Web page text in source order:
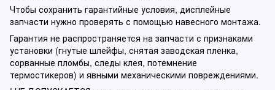
Чтобы сохранить гарантийные условия, дисплейные
запчасти нужно проверять с помощью навесного монтажа.
Гарантия не распространяется на запчасти с признаками
установки (гнутые шлейфы, снятая заводская пленка,
сорванные пломбы, следы клея, потемнение
термостикеров) и явными механическими повреждениями.